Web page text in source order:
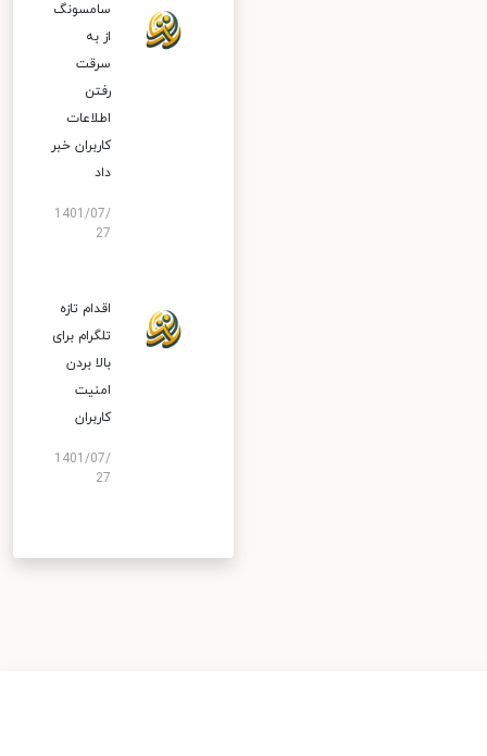
سامسونگ
از به
سرقت
رفتن
اطلاعات
کاربران خبر
داد
1401/07/
27
اقدام تازه
تلگرام برای
بالا بردن
امنیت
کاربران
1401/07/
27